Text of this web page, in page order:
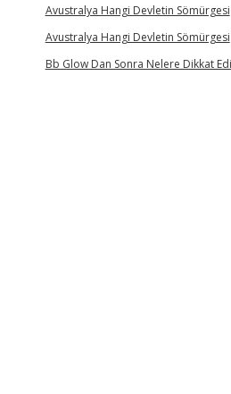
Avustralya Hangi Devletin Sömürgesi
Avustralya Hangi Devletin Sömürgesi
Bb Glow Dan Sonra Nelere Dikkat